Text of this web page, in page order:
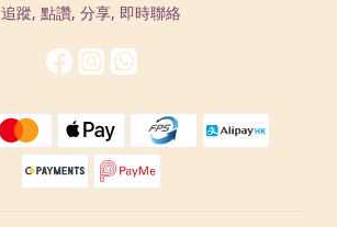
追蹤, 點讚, 分享, 即時聯絡